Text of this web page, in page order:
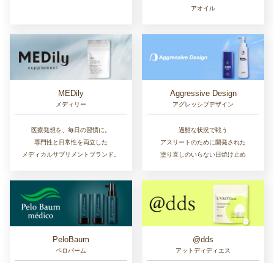
アオイル
MEDily
メディリー
医療発想を、毎日の習慣に。
専門性と日常性を両立した
メディカルサプリメントブランド。
Aggressive Design
アグレッシブデザイン
過酷な状況で戦う
アスリートのために開発された
塗り直しのいらない日焼け止め
PeloBaum
ペロバーム
@dds
アットディディエス